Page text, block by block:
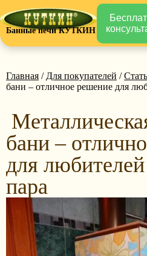
Банные печи КУТКИН
Главная / Для покупателей /
бани – отличное решение для
бани –
для любителей
пара